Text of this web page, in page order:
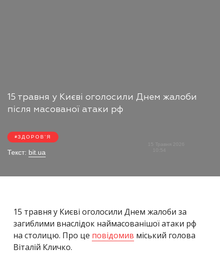
15 травня у Києві оголосили Днем жалоби
після масованої атаки рф
ЗДОРОВ'Я
Текст: bit.ua
15 травня у Києві оголосили Днем жалоби за
загиблими внаслідок наймасованішої атаки рф
на столицю. Про це повідомив міський голова
Віталій Кличко.